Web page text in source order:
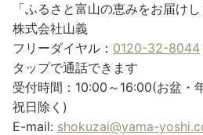
「ふるさと富山の恵みをお届け
株式会社山義
フリーダイヤル： 0120-32-8044
タップで通話できます
受付時間：10:00～16:00(お盆・
祝日除く)
E-mail: shokuzai@yama-